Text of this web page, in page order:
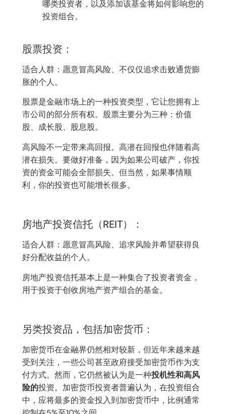
哪类投资者，以及添加该基金将如何影响您的
投资组合。
股票投资：
适合人群：愿意冒高风险、不仅仅追求击败通货膨
胀的个人。
股票是金融市场上的一种投资类型，它让您拥有上
市公司的部分所有权。股票主要分为三种：价值
股、成长股、股息股。
高风险不一定带来高回报。高潜在回报也伴随着高
潜在损失。要做好准备，因为如果公司破产，你投
资的资金可能会全部损失。但当然，如果事情顺
利，你的投资也可能增长很多。
房地产投资信托（REIT）：
适合人群：愿意冒高风险、追求风险并希望获得良
好分配收益的个人。
房地产投资信托基本上是一种集合了投资者资金，
用于投资于创收房地产资产组合的基金。
另类投资品，包括加密货币：
加密货币在金融界仍然相对较新，但近年来越来越
受到关注，一些公司甚至政府接受加密货币作为支
付方式。然而，它仍然被认为是一种投机性和高风
险的投资。加密货币投资者普遍认为，在投资组合
中，应将最多的资金投入到加密货币中，比例通常